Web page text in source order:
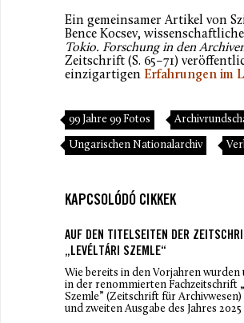
Ein gemeinsamer Artikel von
Bence Kocsev,
Tokio. Forschung in den
Zeitschrift (S. 65–71)
einzigartigen Erfahrungen im
99 Jahre 99 Fotos
Ungarischen Nationalarchiv
KAPCSOLÓDÓ CIKKEK
AUF DEN TITELSEITEN DER
„LEVÉLTÁRI SZEMLE“
Wie bereits in den Vorjahren wurden
in der renommierten Fachzeitschrift
Szemle” (Zeitschrift für
und zweiten Ausgabe des Jahres